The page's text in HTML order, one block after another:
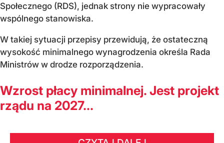
Społecznego (RDS), jednak strony nie wypracowały
wspólnego stanowiska.
W takiej sytuacji przepisy przewidują, że ostateczną
wysokość minimalnego wynagrodzenia określa Rada
Ministrów w drodze rozporządzenia.
Wzrost płacy minimalnej. Jest projekt
rządu na 2027...